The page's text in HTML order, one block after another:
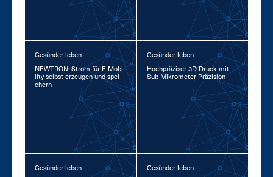
Gesünder leben
NEW­TRON: Strom für E-Mo­bi­
li­ty selbst er­zeu­gen und spei­
chern
Gesünder leben
Hoch­prä­zi­ser 3D-Druck mit
Sub-Mi­kro­me­ter-Prä­zi­si­on
Gesünder leben
Gesünder leben